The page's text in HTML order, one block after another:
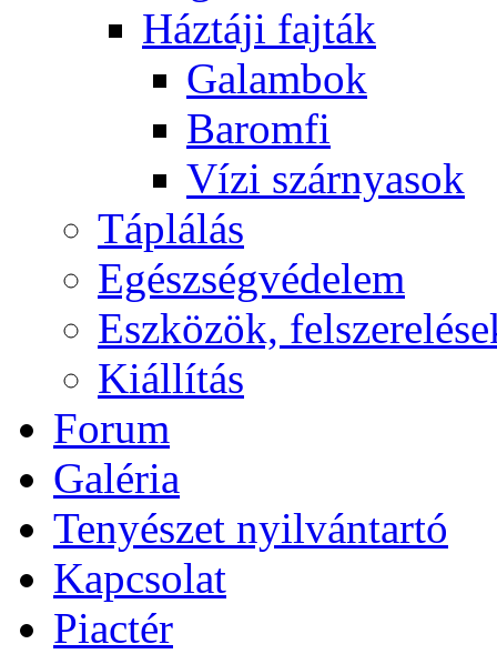
Háztáji fajták
Galambok
Baromfi
Vízi szárnyasok
Táplálás
Egészségvédelem
Eszközök,
Kiállítás
Forum
Galéria
Tenyészet nyilvántartó
Kapcsolat
Piactér